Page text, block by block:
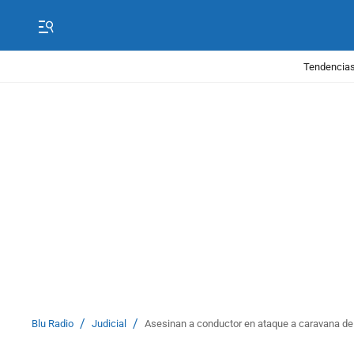
Blu Radio / Judicial / Asesinan a conductor en ataque a caravana